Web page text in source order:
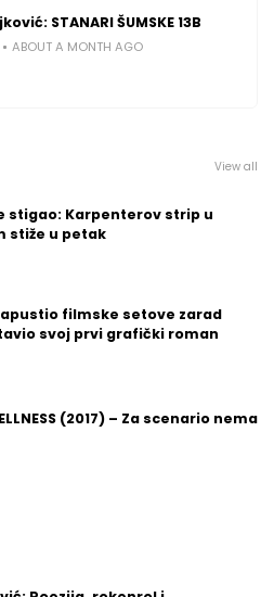
STANARI ŠUMSKE 13B
ABOUT A MONTH AGO
View all
stigao: Karpenterov strip u
stiže u petak
filmske setove zarad
svoj prvi grafički roman
(2017) – Za scenario nema